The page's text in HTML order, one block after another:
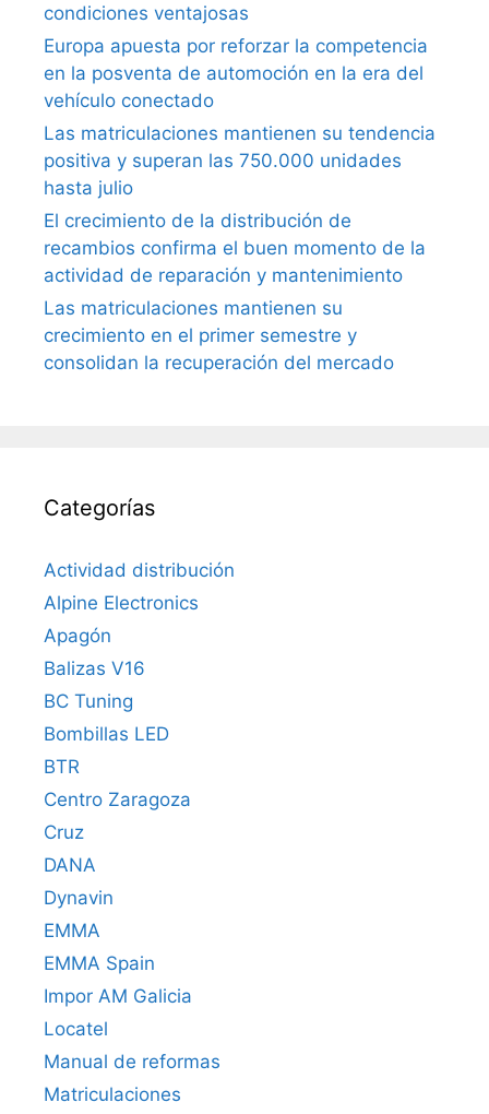
condiciones ventajosas
Europa apuesta por reforzar la competencia
en la posventa de automoción en la era del
vehículo conectado
Las matriculaciones mantienen su tendencia
positiva y superan las 750.000 unidades
hasta julio
El crecimiento de la distribución de
recambios confirma el buen momento de la
actividad de reparación y mantenimiento
Las matriculaciones mantienen su
crecimiento en el primer semestre y
consolidan la recuperación del mercado
Categorías
Actividad distribución
Alpine Electronics
Apagón
Balizas V16
BC Tuning
Bombillas LED
BTR
Centro Zaragoza
Cruz
DANA
Dynavin
EMMA
EMMA Spain
Impor AM Galicia
Locatel
Manual de reformas
Matriculaciones